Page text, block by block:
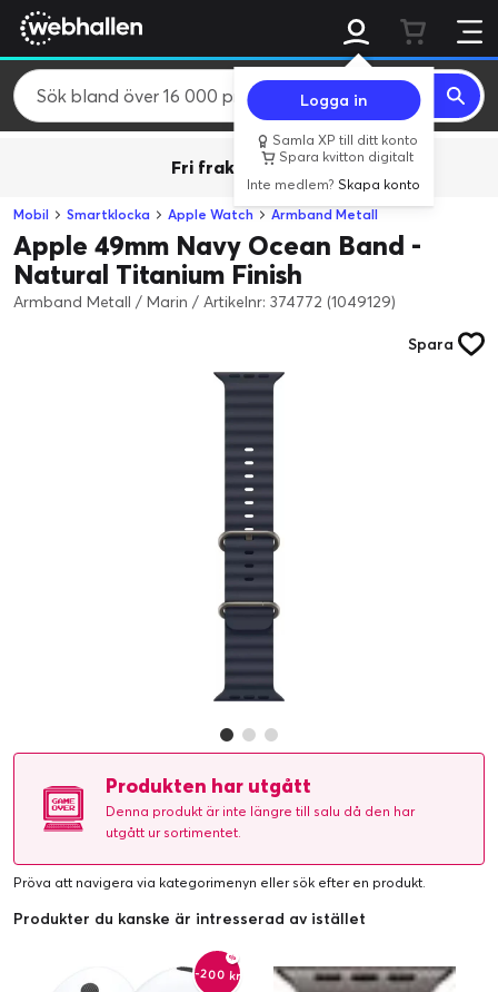
Logga in
Samla XP till ditt konto
Spara kvitton digitalt
Inte medlem?Skapa konto
Fri frakt över 800 kr.
Mobil Smartklocka Apple Watch Armband Metall
Apple 49mm Navy Ocean Band -
Natural Titanium Finish
Armband Metall / Marin / Artikelnr: 374772 (1049129)
Spara
Produkten har utgått
Denna produkt är inte längre till salu då den har
utgått ur sortimentet.
Pröva att navigera via kategorimenyn eller sök efter en produkt.
Produkter du kanske är intresserad av istället
-200 kr